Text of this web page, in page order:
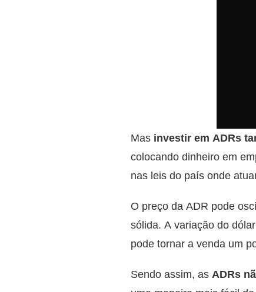
Mas investir em ADRs
colocando dinheiro em
nas leis do país onde
O preço da ADR pode
sólida. A variação do
pode tornar a venda um
Sendo assim, as ADRs